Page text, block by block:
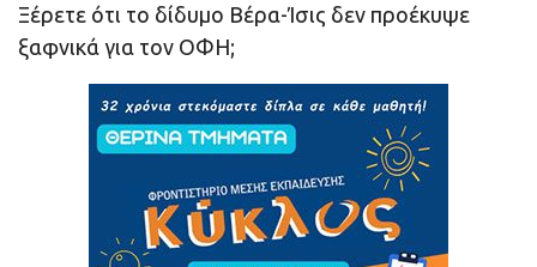
Ξέρετε ότι το δίδυμο Βέρα-Ίσις δεν προέκυψε
ξαφνικά για τον ΟΦΗ;